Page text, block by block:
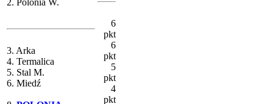
2. Polonia W.
3. Arka
4. Termalica
5. Stal M.
6. Miedź
6
pkt
6
pkt
5
pkt
4
pkt